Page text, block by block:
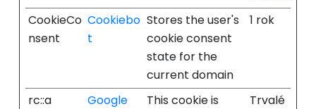
CookieCo
nsent
Cookiebo
t
Stores the user's
cookie consent
state for the
current domain
1 rok
rc::a Google
This cookie is
Trvalé